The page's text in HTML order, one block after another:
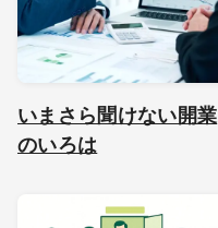
いまさら聞けない開業
のいろは